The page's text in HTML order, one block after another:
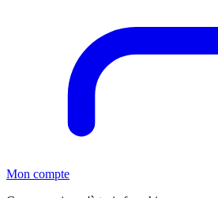
Mon compte